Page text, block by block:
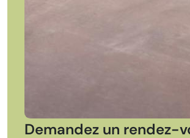
Demandez un rendez-